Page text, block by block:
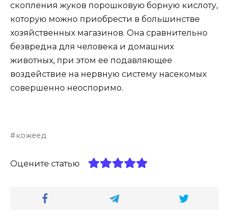
скопления жуков порошковую борную кислоту,
которую можно приобрести в большинстве
хозяйственных магазинов. Она сравнительно
безвредна для человека и домашних
животных, при этом ее подавляющее
воздействие на нервную систему насекомых
совершенно неоспоримо.
кожеед
Оцените статью